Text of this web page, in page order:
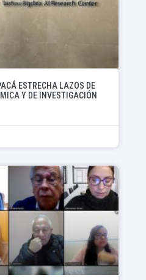
ESTRECHA LAZOS DE
Y DE INVESTIGACIÓN